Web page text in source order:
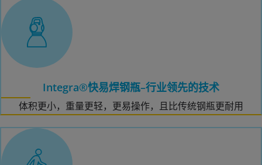
Integra®快易焊钢瓶–行业领先的技术
体积更小，重量更轻，更易操作，且比传统钢瓶更耐用